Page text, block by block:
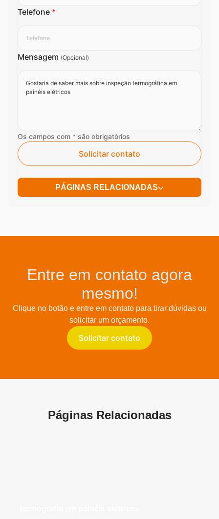
Telefone *
Mensagem (Opcional)
Os campos com * são obrigatórios
Solicitar contato
PÁGINAS RELACIONADAS
Entre em contato agora
mesmo!
Clique no botão e entre em contato para tirar dúvidas ou
solicitar um orçamento.
Solicitar contato
Páginas Relacionadas